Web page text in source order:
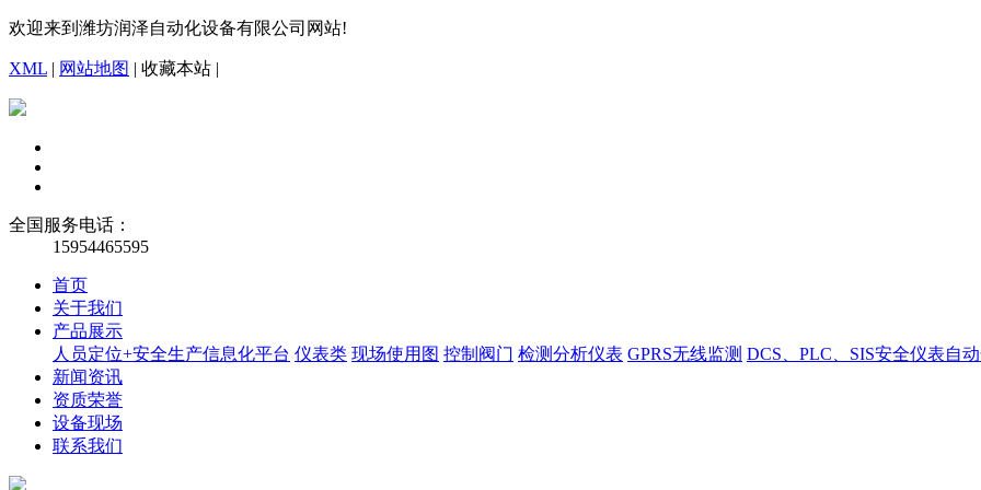
欢迎来到潍坊润泽自动化设备有限公司网站!
XML | 网站地图 | 收藏本站 |
全国服务电话：
15954465595
首页
关于我们
产品展示
人员定位+安全生产信息化平台 仪表类 现场使用图 控制阀门 检测分析仪表 GPRS无线监测 DCS、PLC、SIS安全仪表自
新闻资讯
资质荣誉
设备现场
联系我们